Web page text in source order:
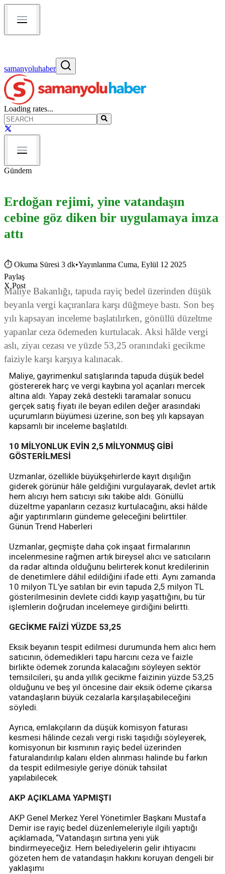
samanyoluhaber
Loading rates...
Gündem
Erdoğan rejimi, yine vatandaşın
cebine göz diken bir uygulamaya imza
attı
⏱ Okuma Süresi 3 dk•Yayınlanma Cuma, Eylül 12 2025
Paylaş
X Post
Maliye Bakanlığı, tapuda rayiç bedel üzerinden düşük
beyanla vergi kaçıranlara karşı düğmeye bastı. Son beş
yılı kapsayan inceleme başlatılırken, gönüllü düzeltme
yapanlar ceza ödemeden kurtulacak. Aksi hâlde vergi
aslı, ziyaı cezası ve yüzde 53,25 oranındaki gecikme
faiziyle karşı karşıya kalınacak.
Maliye, gayrimenkul satışlarında tapuda düşük bedel
göstererek harç ve vergi kaybına yol açanları mercek
altına aldı. Yapay zekâ destekli taramalar sonucu
gerçek satış fiyatı ile beyan edilen değer arasındaki
uçurumların büyümesi üzerine, son beş yılı kapsayan
kapsamlı bir inceleme başlatıldı.
10 MİLYONLUK EVİN 2,5 MİLYONMUŞ GİBİ
GÖSTERİLMESİ
Uzmanlar, özellikle büyükşehirlerde kayıt dışılığın
giderek görünür hâle geldiğini vurgulayarak, devlet artık
hem alıcıyı hem satıcıyı sıkı takibe aldı. Gönüllü
düzeltme yapanların cezasız kurtulacağını, aksi hâlde
ağır yaptırımların gündeme geleceğini belirttiler.
Günün Trend Haberleri
Uzmanlar, geçmişte daha çok inşaat firmalarının
incelenmesine rağmen artık bireysel alıcı ve satıcıların
da radar altında olduğunu belirterek konut kredilerinin
de denetimlere dâhil edildiğini ifade etti. Aynı zamanda
10 milyon TL’ye satılan bir evin tapuda 2,5 milyon TL
gösterilmesinin devlete ciddi kayıp yaşattığını, bu tür
işlemlerin doğrudan incelemeye girdiğini belirtti.
GECİKME FAİZİ YÜZDE 53,25
Eksik beyanın tespit edilmesi durumunda hem alıcı hem
satıcının, ödemedikleri tapu harcını ceza ve faizle
birlikte ödemek zorunda kalacağını söyleyen sektör
temsilcileri, şu anda yıllık gecikme faizinin yüzde 53,25
olduğunu ve beş yıl öncesine dair eksik ödeme çıkarsa
vatandaşların büyük cezalarla karşılaşabileceğini
söyledi.
Ayrıca, emlakçıların da düşük komisyon faturası
kesmesi hâlinde cezalı vergi riski taşıdığı söyleyerek,
komisyonun bir kısmının rayiç bedel üzerinden
faturalandırılıp kalanı elden alınması halinde bu farkın
da tespit edilmesiyle geriye dönük tahsilat
yapılabilecek.
AKP AÇIKLAMA YAPMIŞTI
AKP Genel Merkez Yerel Yönetimler Başkanı Mustafa
Demir ise rayiç bedel düzenlemeleriyle ilgili yaptığı
açıklamada, “Vatandaşın sırtına yeni yük
bindirmeyeceğiz. Hem belediyelerin gelir ihtiyacını
gözeten hem de vatandaşın hakkını koruyan dengeli bir
yaklaşımı